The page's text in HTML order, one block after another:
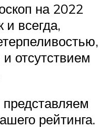
на 2022
и всегда,
отсутствием
рейтинга.